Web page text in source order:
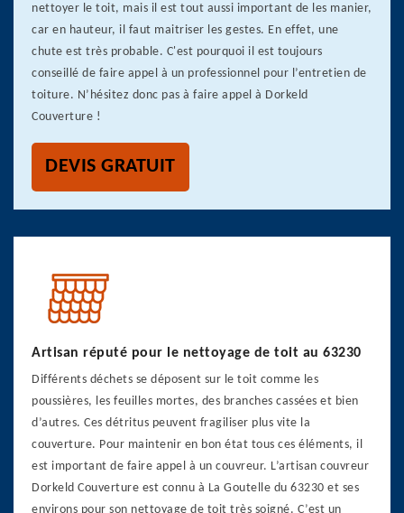
nettoyer le toit, mais il est tout aussi important de les manier,
car en hauteur, il faut maitriser les gestes. En effet, une
chute est très probable. C'est pourquoi il est toujours
conseillé de faire appel à un professionnel pour l’entretien de
toiture. N’hésitez donc pas à faire appel à Dorkeld
Couverture !
DEVIS GRATUIT
Artisan réputé pour le nettoyage de toit au 63230
Différents déchets se déposent sur le toit comme les
poussières, les feuilles mortes, des branches cassées et bien
d’autres. Ces détritus peuvent fragiliser plus vite la
couverture. Pour maintenir en bon état tous ces éléments, il
est important de faire appel à un couvreur. L’artisan couvreur
Dorkeld Couverture est connu à La Goutelle du 63230 et ses
environs pour son nettoyage de toit très soigné. C’est un